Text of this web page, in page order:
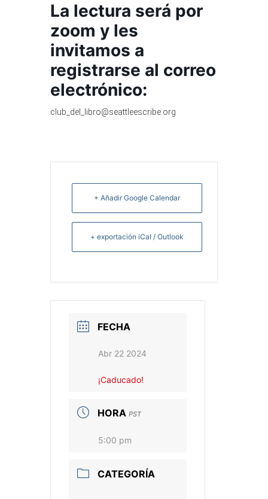
La lectura será por
zoom y les
invitamos a
registrarse al correo
electrónico:
club_del_libro@seattleescribe.org
+ Añadir Google Calendar
+ exportación iCal / Outlook
FECHA
Abr 22 2024
¡Caducado!
HORA PST
5:00 pm
CATEGORÍA